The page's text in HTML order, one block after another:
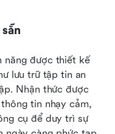
năng được thiết kế
lưu trữ tập tin an
Nhận thức được
tin nhạy cảm,
cụ để duy trì sự